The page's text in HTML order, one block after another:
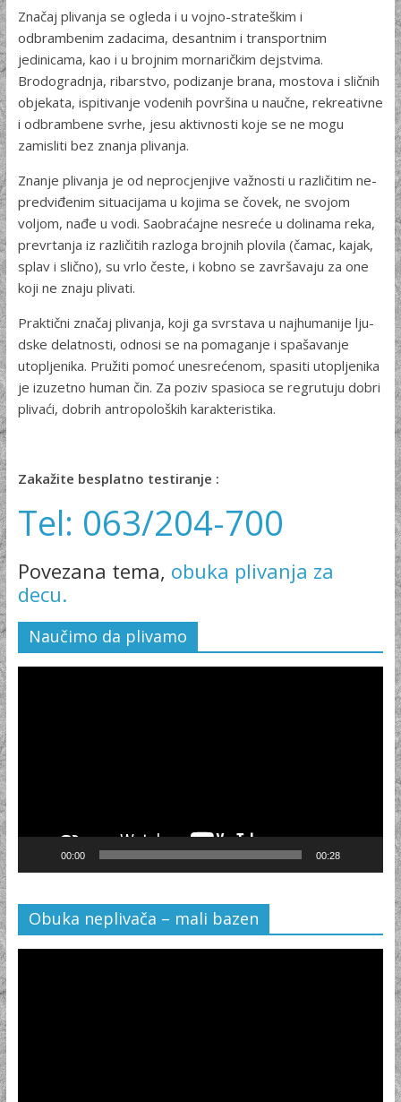
Značaj plivanja se ogleda i u vojno-strateškim i
odbrambenim zadacima, desantnim i transportnim
jedinicama, kao i u brojnim mornaričkim dejstvima.
Brodogradnja, ribarstvo, podizanje brana, mostova i sličnih
objekata, ispitivanje vodenih površina u naučne, rekreativne
i odbrambene svrhe, jesu aktivnosti koje se ne mogu
zamisliti bez znanja plivanja.
Znanje plivanja je od neprocjenjive važnosti u različitim ne­
predviđenim situacijama u kojima se čovek, ne svojom
voljom, nađe u vodi. Saobraćajne nesreće u dolinama reka,
prevrtanja iz različitih razloga brojnih plovila (čamac, kajak,
splav i slično), su vrlo česte, i kobno se završavaju za one
koji ne znaju plivati.
Praktični značaj plivanja, koji ga svrstava u najhumanije lju­
dske delatnosti, odnosi se na pomaganje i spašavanje
utopljenika. Pružiti pomoć unesrećenom, spasiti utopljenika
je izuzetno human čin. Za poziv spasioca se regrutuju dobri
plivaći, dobrih antro­poloških karakteristika.
Zakažite besplatno testiranje :
Tel: 063/204-700
Povezana tema, obuka plivanja za
decu.
Naučimo da plivamo
00:00 00:28
Obuka neplivača – mali bazen